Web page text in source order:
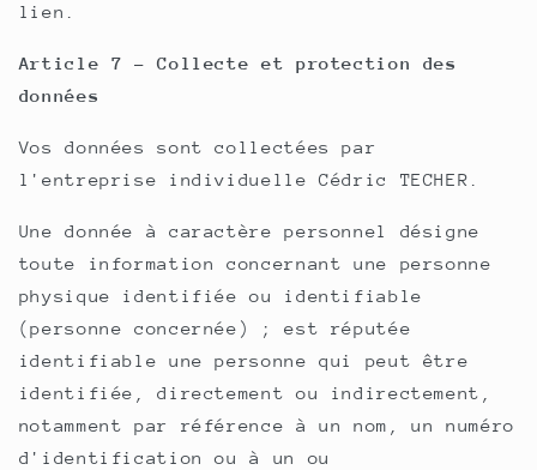
lien.
Article 7 - Collecte et protection des
données
Vos données sont collectées par
l'entreprise individuelle Cédric TECHER.
Une donnée à caractère personnel désigne
toute information concernant une personne
physique identifiée ou identifiable
(personne concernée) ; est réputée
identifiable une personne qui peut être
identifiée, directement ou indirectement,
notamment par référence à un nom, un numéro
d'identification ou à un ou